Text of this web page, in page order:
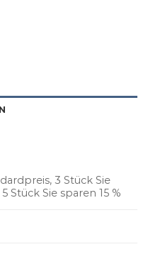
3 Stück Sie
5 Stück Sie sparen 15 %